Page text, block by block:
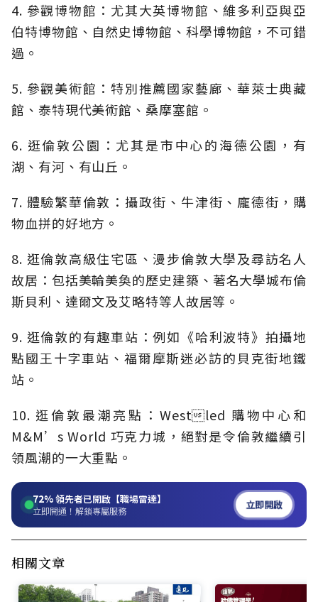
4. 參觀博物館：尤其大英博物館、維多利亞與亞
伯特博物館、自然史博物館、科學博物館，不可錯
過。
5. 參觀美術館：特別推薦國家藝廊、華萊士典藏
館、泰特現代美術館、桑摩塞館。
6. 逛倫敦公園：尤其是市中心的海德公園，有
湖、有河、有山丘。
7. 體驗繁華倫敦：攝政街、牛津街、龐德街，購
物血拼的好地方。
8. 逛倫敦高級住宅區、漫步倫敦大學及尋訪名人
故居：包括美輪美奐的歷史建築、著名大學城布倫
斯貝利、達爾文及艾略特等人故居等。
9. 逛倫敦的有趣車站：例如《哈利波特》拍攝地
點國王十字車站、福爾摩斯迷必訪的貝克街地鐵
站。
10. 逛倫敦最潮亮點：Westled 購物中心和
M&M’s World 巧克力城，絕對是令倫敦繼續引
領風潮的一大重點。
72%領先者已開啟【職場雷達】
立即開通！解鎖專屬服務 立即開啟
相關文章